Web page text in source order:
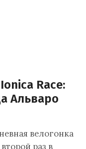
Race:
Альваро
велогонка
раз в